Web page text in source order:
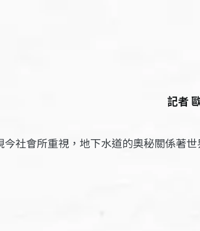
記者
社會所重視，地下水道的奧秘關係著